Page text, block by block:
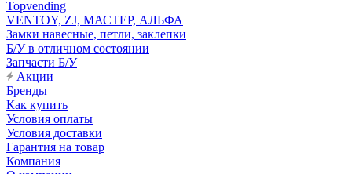
Topvending
VENTOY, ZJ, МАСТЕР, АЛЬФА
Замки навесные, петли, заклепки
Б/У в отличном состоянии
Запчасти Б/У
Акции
Бренды
Как купить
Условия оплаты
Условия доставки
Гарантия на товар
Компания